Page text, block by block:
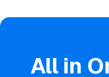
ネルIDを指定して
活用して、より具
ることが可能です。
All in